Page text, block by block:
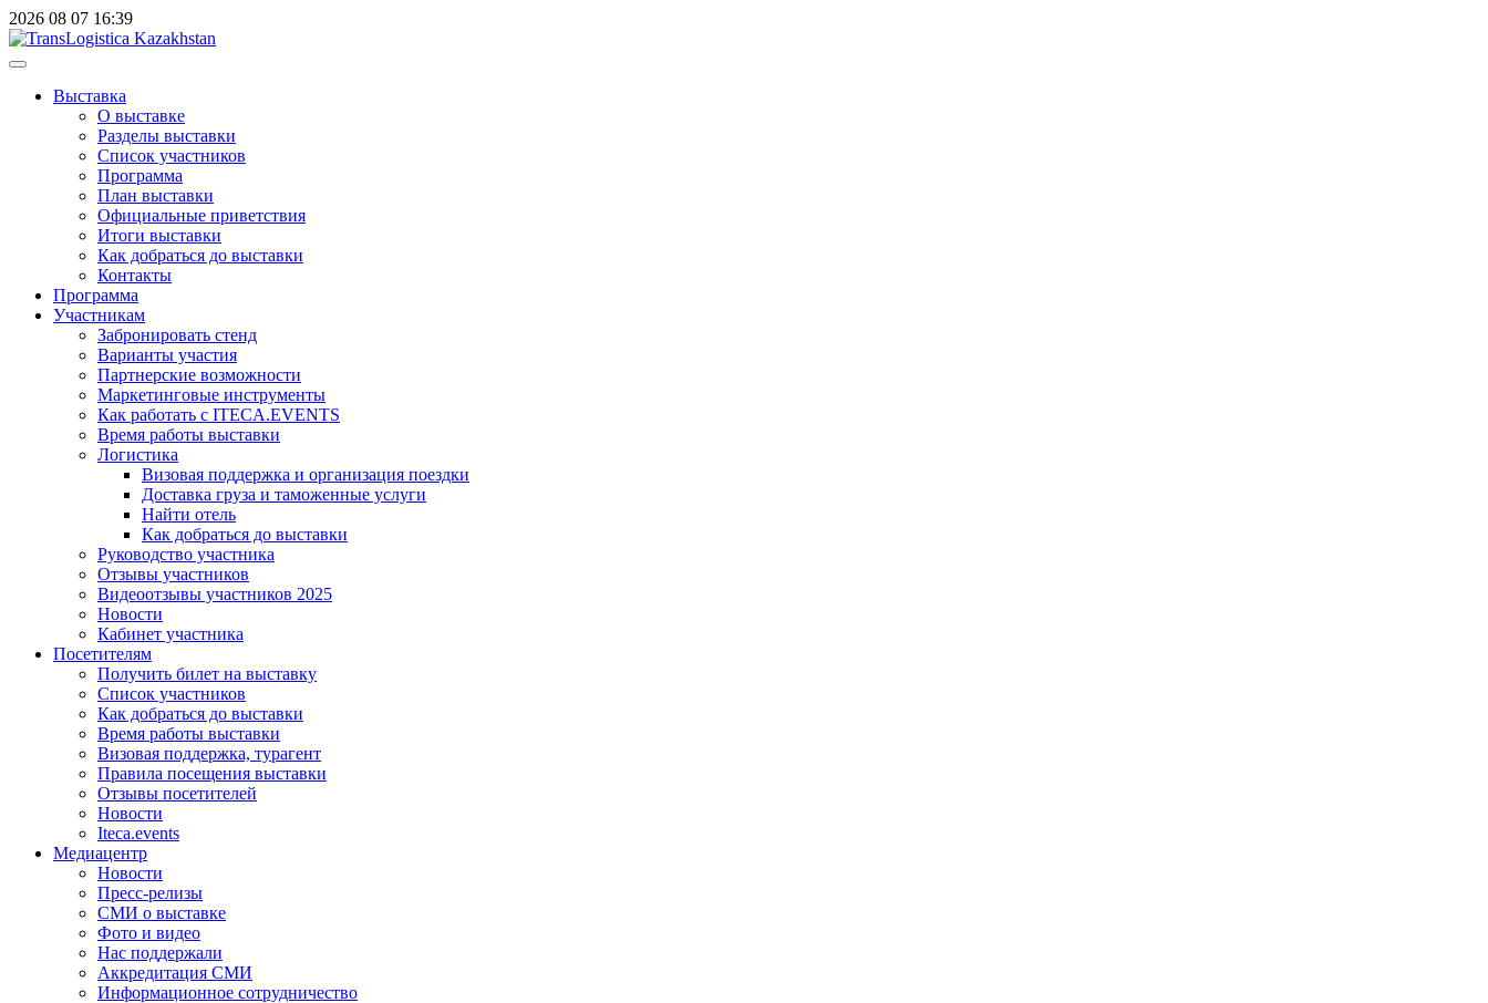
2026 08 07 16:39
Выставка
О выставке
Разделы выставки
Список участников
Программа
План выставки
Официальные приветствия
Итоги выставки
Как добраться до выставки
Контакты
Программа
Участникам
Забронировать стенд
Варианты участия
Партнерские возможности
Маркетинговые инструменты
Как работать с ITECA.EVENTS
Время работы выставки
Логистика
Визовая поддержка и организация поездки
Доставка груза и таможенные услуги
Найти отель
Как добраться до выставки
Руководство участника
Отзывы участников
Видеоотзывы участников 2025
Новости
Кабинет участника
Посетителям
Получить билет на выставку
Список участников
Как добраться до выставки
Время работы выставки
Визовая поддержка, турагент
Правила посещения выставки
Отзывы посетителей
Новости
Iteca.events
Медиацентр
Новости
Пресс-релизы
СМИ о выставке
Фото и видео
Нас поддержали
Аккредитация СМИ
Информационное сотрудничество